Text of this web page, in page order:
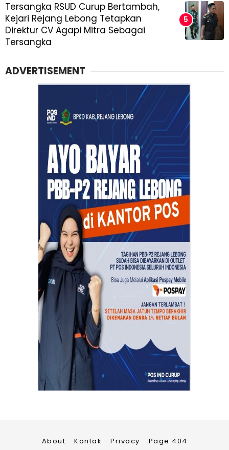
Tersangka RSUD Curup Bertambah,
Kejari Rejang Lebong Tetapkan
Direktur CV Agapi Mitra Sebagai
Tersangka
ADVERTISEMENT
About Kontak Privacy Page 404